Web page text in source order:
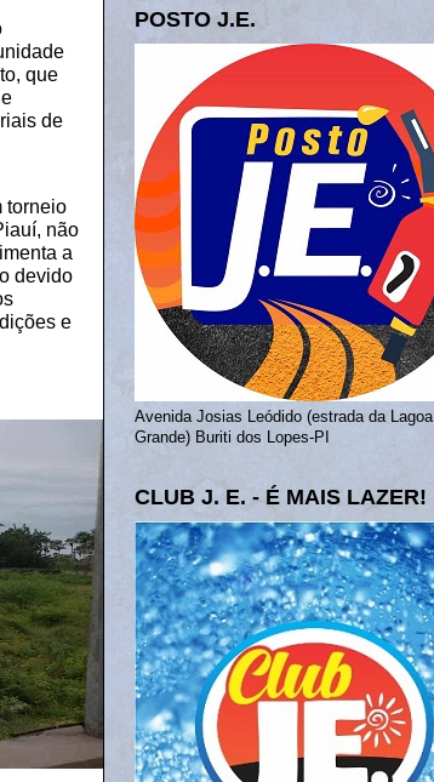
que
de
torneio
não
a
devido
e
POSTO J.E.
Avenida Josias Leódido (estrada da Lagoa
Grande) Buriti dos Lopes-PI
CLUB J. E. - É MAIS LAZER!